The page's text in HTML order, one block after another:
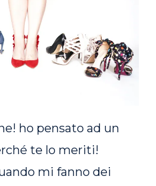
ho pensato ad un
te lo meriti!
mi fanno dei